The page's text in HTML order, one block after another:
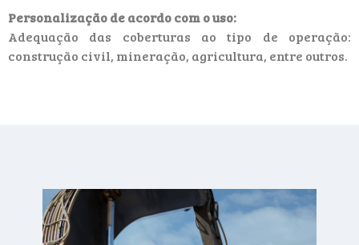
Personalização de acordo com o uso:
Adequação das coberturas ao tipo de operação:
construção civil, mineração, agricultura, entre outros.